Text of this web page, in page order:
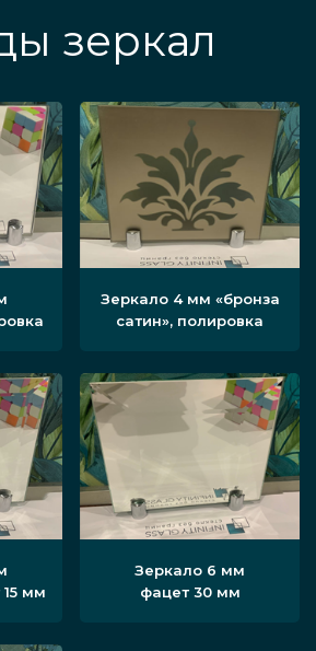
зеркал
Зеркало 4 мм «бронза
сатин», полировка
15 мм
Зеркало 6 мм
фацет 30 мм